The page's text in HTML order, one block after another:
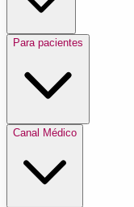
Para pacientes
Canal Médico